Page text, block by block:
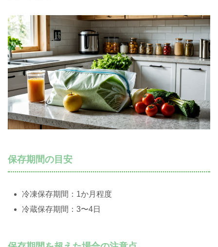
保存期間の目安
冷凍保存期間：1か月程度
冷蔵保存期間：3〜4日